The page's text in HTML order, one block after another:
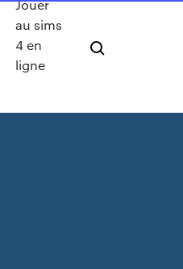
Jouer
au sims
4 en
ligne